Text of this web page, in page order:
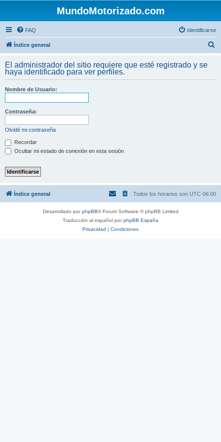
MundoMotorizado.com
FAQ Identificarse
Índice general
c
El administrador del sitio requiere que esté registrado y se
haya identificado para ver perfiles.
Nombre de Usuario:
Contraseña:
Olvidé mi contraseña
Recordar
Ocultar mi estado de conexión en esta sesión
Índice general Todos los horarios son UTC-06:00
Desarrollado porphpBB® Forum Software © phpBB Limited
Traducción al español porphpBB España
Privacidad | Condiciones